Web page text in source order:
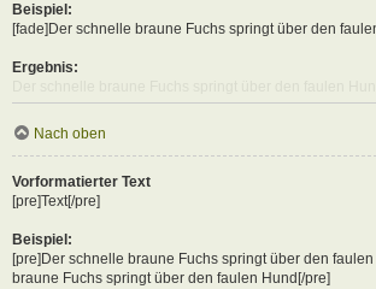
Beispiel:
[fade]Der schnelle braune Fuchs springt über den
Ergebnis:
Nach oben
Vorformatierter Text
[pre]Text[/pre]
Beispiel:
[pre]Der schnelle braune Fuchs springt über den
braune Fuchs springt über den faulen Hund[/pre]